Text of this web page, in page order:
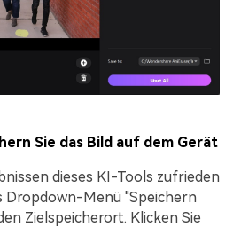
Sie das Bild auf dem Gerät
dieses KI-Tools zufrieden
Dropdown-Menü "Speichern
Zielspeicherort. Klicken Sie